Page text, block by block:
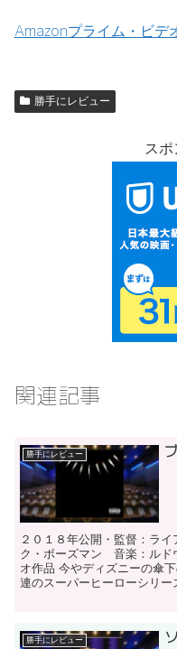
Amazonプライム・ビデ
勝手にレビュー
スポ
関連記事
勝手にレビュー
２０１８年公開・監督：ラ
ク・ボーズマン 音楽：ルド
オ作品 今やディズニーの傘
連のスーパーヒーローシリー
勝手にレビュー